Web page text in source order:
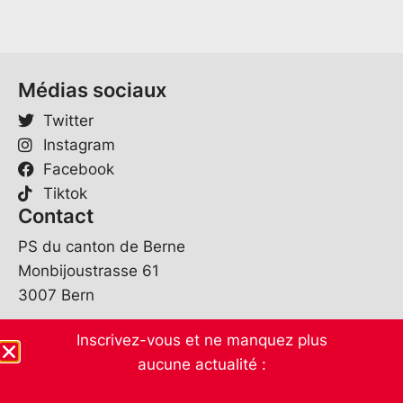
Médias sociaux
Twitter
Instagram
Facebook
Tiktok
Contact
PS du canton de Berne
Monbijoustrasse 61
3007 Bern
sekretariat@spbe.ch
031 370 07 80
Inscrivez-vous et ne manquez plus
aucune actualité :